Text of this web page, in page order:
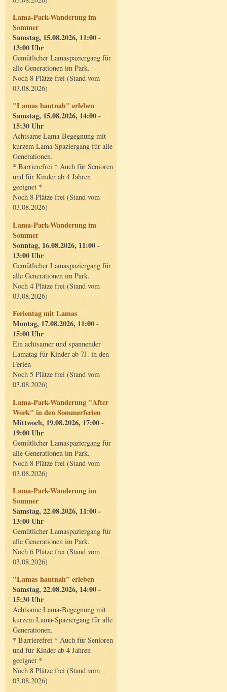
Lama-Park-Wanderung im
Sommer
Samstag, 15.08.2026, 11:00 -
13:00 Uhr
Gemütlicher Lamaspaziergang für
alle Generationen im Park.
Noch 8 Plätze frei (Stand vom
03.08.2026)
"Lamas hautnah" erleben
Samstag, 15.08.2026, 14:00 -
15:30 Uhr
Achtsame Lama-Begegnung mit
kurzem Lama-Spaziergang für alle
Generationen.
* Barrierefrei * Auch für Senioren
und für Kinder ab 4 Jahren
geeignet *
Noch 8 Plätze frei (Stand vom
03.08.2026)
Lama-Park-Wanderung im
Sommer
Sonntag, 16.08.2026, 11:00 -
13:00 Uhr
Gemütlicher Lamaspaziergang für
alle Generationen im Park.
Noch 4 Plätze frei (Stand vom
03.08.2026)
Ferientag mit Lamas
Montag, 17.08.2026, 11:00 -
15:00 Uhr
Ein achtsamer und spannender
Lamatag für Kinder ab 7J. in den
Ferien
Noch 5 Plätze frei (Stand vom
03.08.2026)
Lama-Park-Wanderung "After
Work" in den Sommerferien
Mittwoch, 19.08.2026, 17:00 -
19:00 Uhr
Gemütlicher Lamaspaziergang für
alle Generationen im Park.
Noch 8 Plätze frei (Stand vom
03.08.2026)
Lama-Park-Wanderung im
Sommer
Samstag, 22.08.2026, 11:00 -
13:00 Uhr
Gemütlicher Lamaspaziergang für
alle Generationen im Park.
Noch 6 Plätze frei (Stand vom
03.08.2026)
"Lamas hautnah" erleben
Samstag, 22.08.2026, 14:00 -
15:30 Uhr
Achtsame Lama-Begegnung mit
kurzem Lama-Spaziergang für alle
Generationen.
* Barrierefrei * Auch für Senioren
und für Kinder ab 4 Jahren
geeignet *
Noch 8 Plätze frei (Stand vom
03.08.2026)